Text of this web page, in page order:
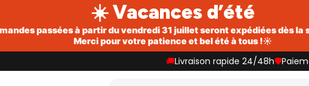
☀️ Vacances d’été
passées à partir du vendredi 31 juillet seront expédiées dès la
Merci pour votre patience et bel été à tous !☀️
🚚Livraison rapide 24/48h🛡️